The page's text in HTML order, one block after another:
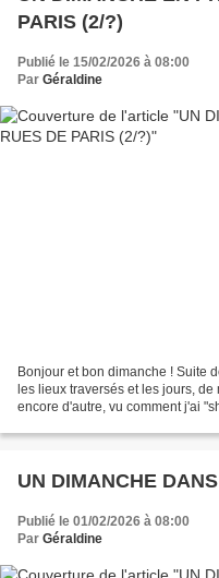
PARIS (2/?)
Publié le 15/02/2026 à 08:00
Par Géraldine
Bonjour et bon dimanche ! Suite
les lieux traversés et les jours,
encore d'autre, vu comment j'ai
UN DIMANCHE
Publié le 01/02/2026 à 08:00
Par Géraldine